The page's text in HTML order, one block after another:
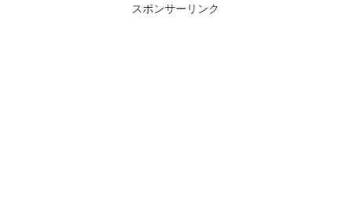
スポンサーリンク